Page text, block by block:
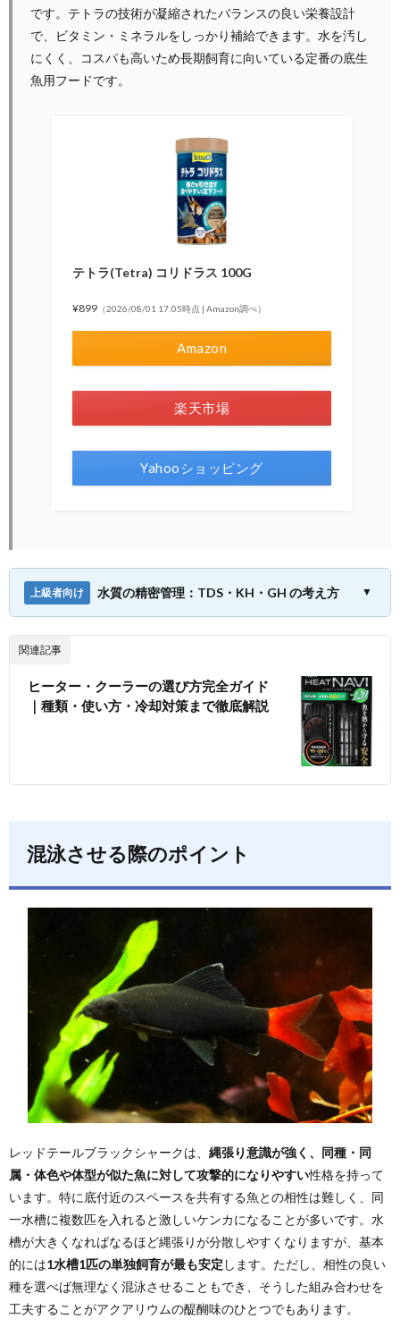
です。テトラの技術が凝縮されたバランスの良い栄養設計
で、ビタミン・ミネラルをしっかり補給できます。水を汚し
にくく、コスパも高いため長期飼育に向いている定番の底生
魚用フードです。
テトラ(Tetra) コリドラス 100G
¥899 （2026/08/01 17:05時点 | Amazon調べ）
Amazon
楽天市場
Yahooショッピング
上級者向け 水質の精密管理：TDS・KH・GH の考え方 ▼
関連記事
ヒーター・クーラーの選び方完全ガイド
｜種類・使い方・冷却対策まで徹底解説
混泳させる際のポイント
レッドテールブラックシャークは、 縄張り意識が強く、同種・同
属・体色や体型が似た魚に対して攻撃的になりやすい性格を持って
います。特に底付近のスペースを共有する魚との相性は難しく、同
一水槽に複数匹を入れると激しいケンカになることが多いです。水
槽が大きくなればなるほど縄張りが分散しやすくなりますが、基本
的には1水槽1匹の単独飼育が最も安定 します。ただし、相性の良い
種を選べば無理なく混泳させることもでき、そうした組み合わせを
工夫することがアクアリウムの醍醐味のひとつでもあります。